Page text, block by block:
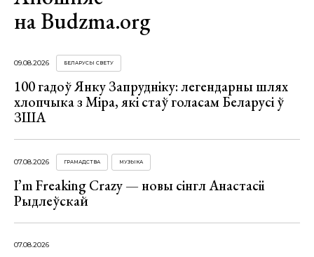
на Budzma.org
09.08.2026 БЕЛАРУСЫ СВЕТУ
100 гадоў Янку Запрудніку: легендарны шлях
хлопчыка з Міра, які стаў голасам Беларусі ў
ЗША
07.08.2026 ГРАМАДСТВА МУЗЫКА
I’m Freaking Crazy — новы сінгл Анастасіі
Рыдлеўскай
07.08.2026